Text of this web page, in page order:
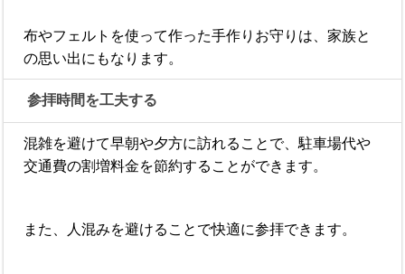
布やフェルトを使って作った手作りお守りは、家族と
の思い出にもなります。
参拝時間を工夫する
混雑を避けて早朝や夕方に訪れることで、駐車場代や
交通費の割増料金を節約することができます。
また、人混みを避けることで快適に参拝できます。